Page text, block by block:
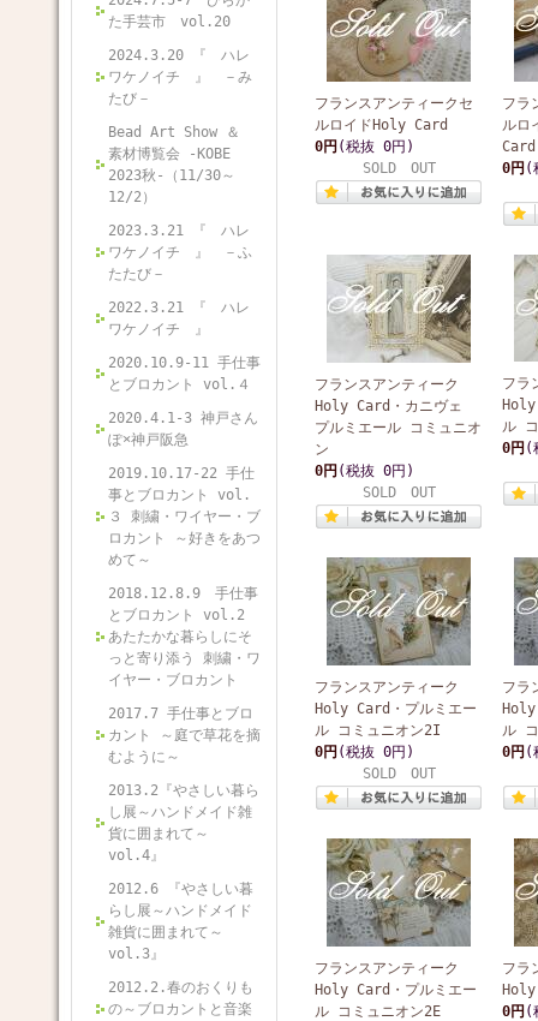
た手芸市 vol.20
2024.3.20 『 ハレ
ワケノイチ 』 －み
たび－
Bead Art Show ＆
素材博覧会 -KOBE
2023秋-（11/30～
12/2）
2023.3.21 『 ハレ
ワケノイチ 』 －ふ
たたび－
2022.3.21 『 ハレ
ワケノイチ 』
2020.10.9-11 手仕事
とブロカント vol.４
2020.4.1-3 神戸さん
ぽ×神戸阪急
2019.10.17-22 手仕
事とブロカント vol.
３ 刺繍・ワイヤー・ブ
ロカント ～好きをあつ
めて～
2018.12.8.9 手仕事
とブロカント vol.2
あたたかな暮らしにそ
っと寄り添う 刺繍・ワ
イヤー・ブロカント
2017.7 手仕事とブロ
カント ～庭で草花を摘
むように～
2013.2『やさしい暮ら
し展～ハンドメイド雑
貨に囲まれて～
vol.4』
2012.6 『やさしい暮
らし展～ハンドメイド
雑貨に囲まれて～
vol.3』
2012.2.春のおくりも
の～ブロカントと音楽
フランスアンティークセ
ルロイドHoly Card
0円 (税抜 0円)
SOLD OUT
フラ
ルロ
0円 (
フランスアンティーク
Holy Card・カニヴェ
プルミエール コミュニオ
ン
0円 (税抜 0円)
SOLD OUT
フラ
Holy
ル
0円 (
フランスアンティーク
Holy Card・プルミエー
ル コミュニオン2I
0円 (税抜 0円)
SOLD OUT
フラ
Holy
ル
0円 (
フランスアンティーク
Holy Card・プルミエー
ル コミュニオン2E
フラ
0円 (